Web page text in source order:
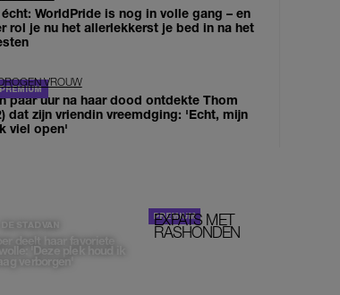
WorldPride is nog in volle gang – en
rol je nu het allerlekkerst je bed in na het
VROUW
paar uur na haar dood ontdekte Thom
dat zijn vriendin vreemdging: 'Echt, mijn
viel open'
DE STAD VAN
deelt haar favoriete
'Deze plek houd ik
verborgen'
EXPATS MET
RASHONDEN